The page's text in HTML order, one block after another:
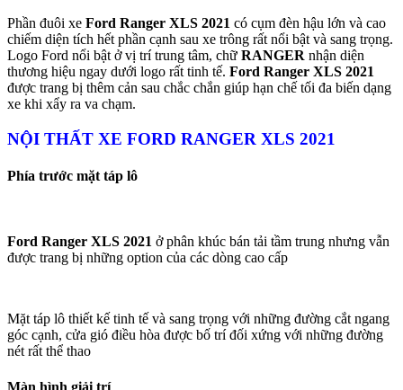
Phần đuôi xe Ford Ranger XLS 2021 có cụm đèn hậu lớn và cao
chiếm diện tích hết phần cạnh sau xe trông rất nổi bật và sang trọng.
Logo Ford nổi bật ở vị trí trung tâm, chữ RANGER nhận diện
thương hiệu ngay dưới logo rất tinh tế. Ford Ranger XLS 2021
được trang bị thêm cản sau chắc chắn giúp hạn chế tối đa biến dạng
xe khi xẩy ra va chạm.
NỘI THẤT XE FORD RANGER XLS 2021
Phía trước mặt táp lô
Ford Ranger XLS 2021 ở phân khúc bán tải tầm trung nhưng vẫn
được trang bị những option của các dòng cao cấp
Mặt táp lô thiết kế tinh tế và sang trọng với những đường cắt ngang
góc cạnh, cửa gió điều hòa được bố trí đối xứng với những đường
nét rất thể thao
Màn hình giải trí